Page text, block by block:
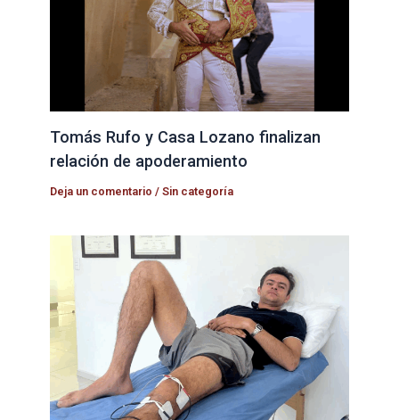
Tomás Rufo y Casa Lozano finalizan
relación de apoderamiento
Deja un comentario /Sin categoría